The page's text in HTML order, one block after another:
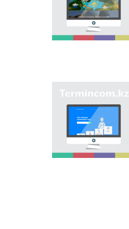
мақсаты - еліміздің
өңірлеріндегі көше,
елдімекен,
мекемелер мен түрлі
нысандарға берілген
ономастикалық
атауларды
біріздендіру.
"Termincom.kz" сайты
- қазақ
терминологиясын
жүйелеуге,
терминологиялық
қорды толықтыруға,
терминдерді және
атауларды қазақ